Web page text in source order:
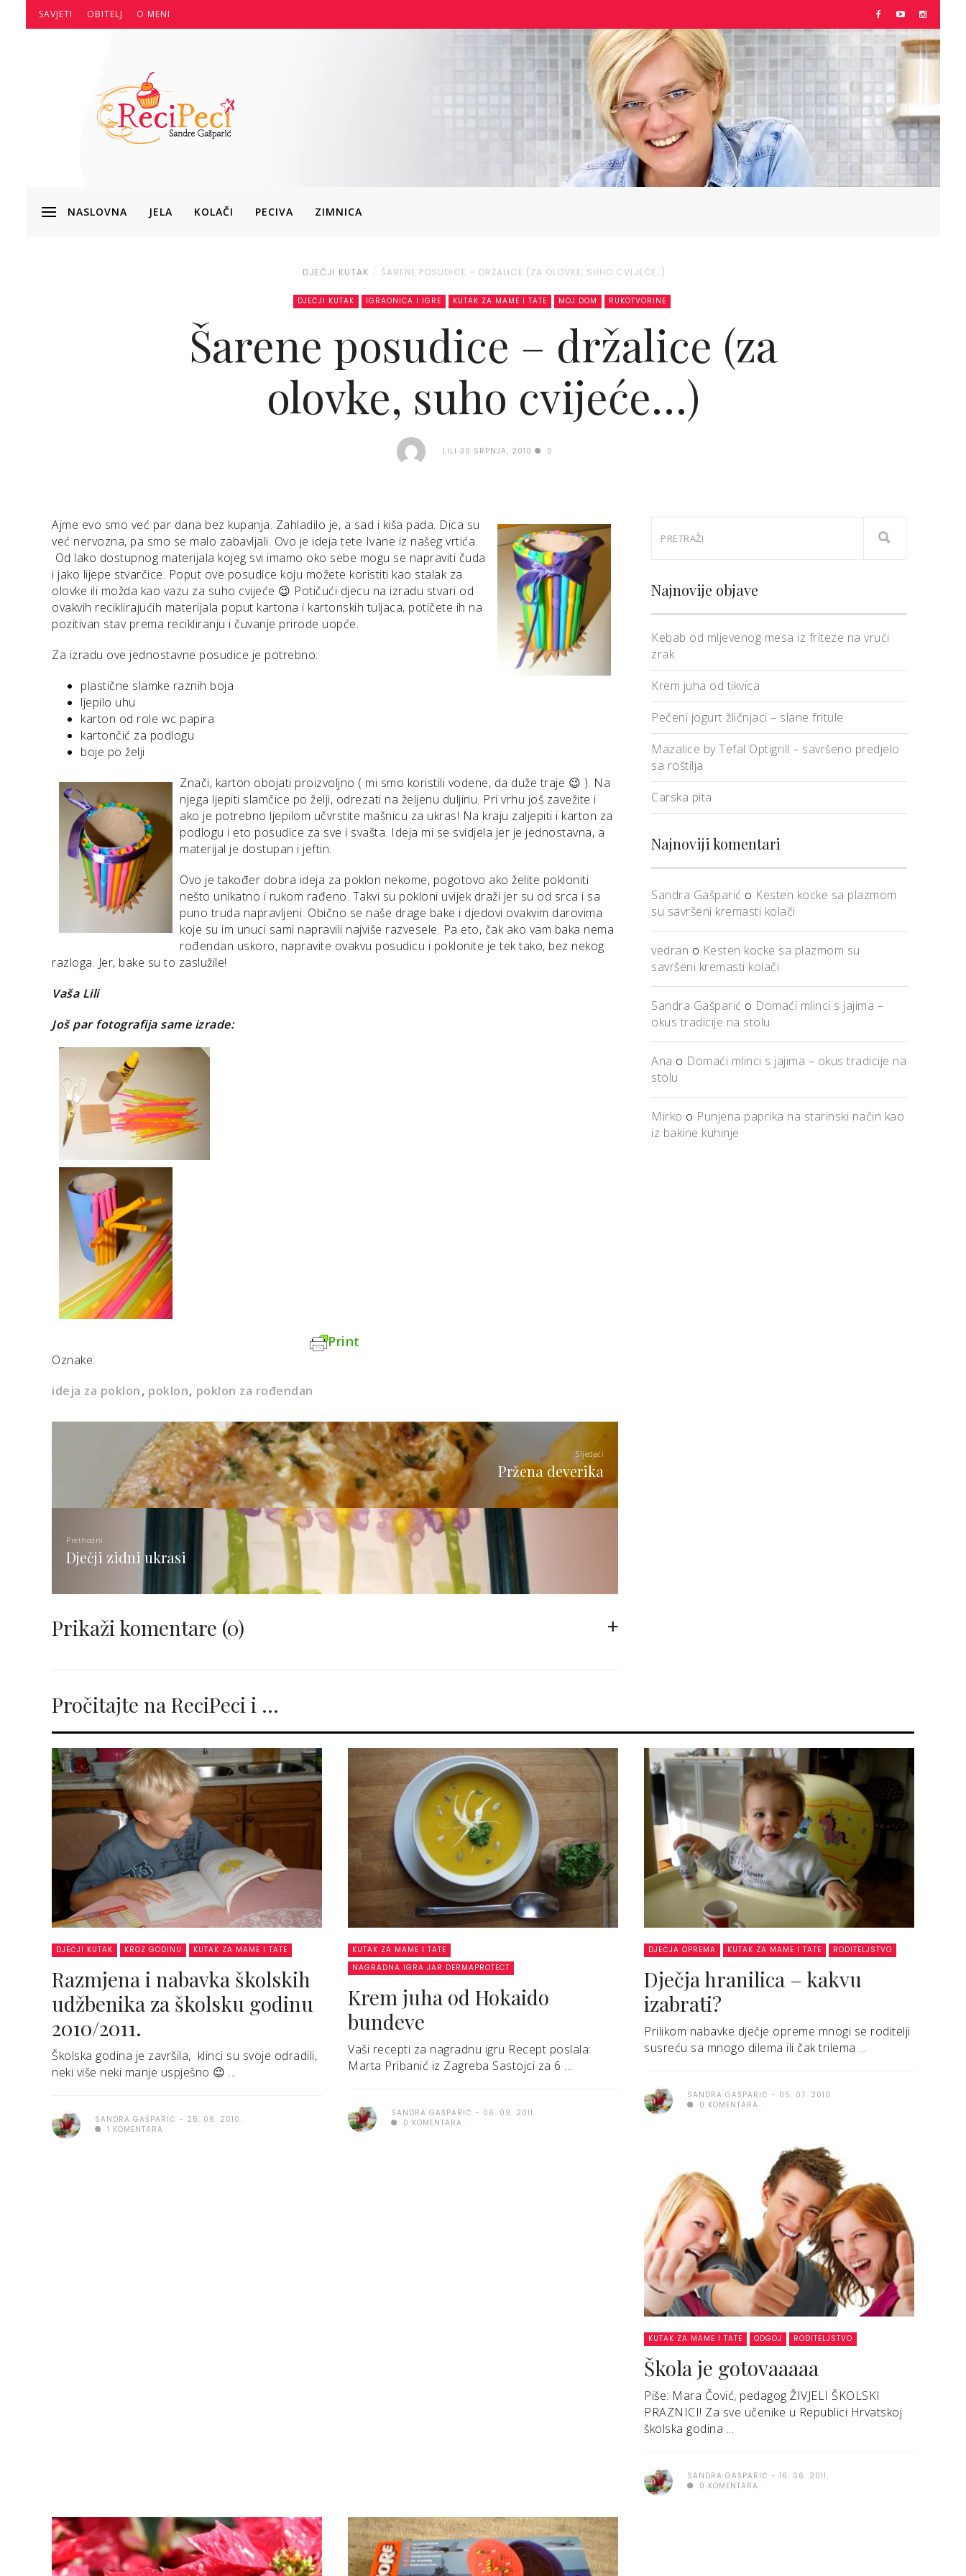
SAVJETI OBITELJ O MENI
NASLOVNA JELA KOLAČI PECIVA ZIMNICA
DJEČJI KUTAK ŠARENE POSUDICE – DRŽALICE (ZA OLOVKE, SUHO CVIJEĆE…)
DJEČJI KUTAK IGRAONICA I IGRE KUTAK ZA MAME I TATE MOJ DOM RUKOTVORINE
Šarene posudice – držalice (za
olovke, suho cvijeće…)
LILI 30 SRPNJA, 2010 0
Ajme evo smo već par dana bez kupanja. Zahladilo je, a sad i kiša pada. Dica su
već nervozna, pa smo se malo zabavljali. Ovo je ideja tete Ivane iz našeg vrtića.
Od lako dostupnog materijala kojeg svi imamo oko sebe mogu se napraviti čuda
i jako lijepe stvarčice. Poput ove posudice koju možete koristiti kao stalak za
olovke ili možda kao vazu za suho cvijeće 😉 Potičući djecu na izradu stvari od
ovakvih reciklirajućih materijala poput kartona i kartonskih tuljaca, potičete ih na
pozitivan stav prema recikliranju i čuvanje prirode uopće.
Za izradu ove jednostavne posudice je potrebno:
plastične slamke raznih boja
ljepilo uhu
karton od role wc papira
kartončić za podlogu
boje po želji
Znači, karton obojati proizvoljno ( mi smo koristili vodene, da duže traje 😉 ). Na
njega ljepiti slamčice po želji, odrezati na željenu duljinu. Pri vrhu još zavežite i
ako je potrebno ljepilom učvrstite mašnicu za ukras! Na kraju zaljepiti i karton za
podlogu i eto posudice za sve i svašta. Ideja mi se svidjela jer je jednostavna, a
materijal je dostupan i jeftin.
Ovo je također dobra ideja za poklon nekome, pogotovo ako želite pokloniti
nešto unikatno i rukom rađeno. Takvi su pokloni uvijek draži jer su od srca i sa
puno truda napravljeni. Obično se naše drage bake i djedovi ovakvim darovima
koje su im unuci sami napravili najviše razvesele. Pa eto, čak ako vam baka nema
rođendan uskoro, napravite ovakvu posudicu i poklonite je tek tako, bez nekog
razloga. Jer, bake su to zaslužile!
Vaša Lili
Još par fotografija same izrade:
Print
Oznake:
ideja za poklon poklon poklon za rođendan
Sljedeći
Pržena deverika
Prethodni
Dječji zidni ukrasi
Prikaži komentare (0)
Najnovije objave
Kebab od mljevenog mesa iz friteze na vrući
zrak
Krem juha od tikvica
Pečeni jogurt žličnjaci – slane fritule
Mazalice by Tefal Optigrill – savršeno predjelo
sa roštilja
Carska pita
Najnoviji komentari
Sandra Gašparić o Kesten kocke sa plazmom
su savršeni kremasti kolači
vedran o Kesten kocke sa plazmom su
savršeni kremasti kolači
Sandra Gašparić o Domaći mlinci s jajima –
okus tradicije na stolu
Ana o Domaći mlinci s jajima – okus tradicije na
stolu
Mirko o Punjena paprika na starinski način kao
iz bakine kuhinje
Pročitajte na ReciPeci i …
DJEČJI KUTAK KROZ GODINU KUTAK ZA MAME I TATE
Razmjena i nabavka školskih
udžbenika za školsku godinu
2010/2011.
Školska godina je završila, klinci su svoje odradili,
neki više neki manje uspješno 😉 ...
SANDRA GAŠPARIĆ
25. 06. 2010.
1 KOMENTARA
KUTAK ZA MAME I TATE
NAGRADNA IGRA JAR DERMAPROTECT
Krem juha od Hokaido
bundeve
Vaši recepti za nagradnu igru Recept poslala:
Marta Pribanić iz Zagreba Sastojci za 6 ...
SANDRA GAŠPARIĆ
06. 09. 2011.
0 KOMENTARA
DJEČJA OPREMA KUTAK ZA MAME I TATE RODITELJSTVO
Dječja hranilica – kakvu
izabrati?
Prilikom nabavke dječje opreme mnogi se roditelji
susreću sa mnogo dilema ili čak trilema ...
SANDRA GAŠPARIĆ
05. 07. 2010.
0 KOMENTARA
KUTAK ZA MAME I TATE ODGOJ RODITELJSTVO
Škola je gotovaaaaa
Piše: Mara Čović, pedagog ŽIVJELI ŠKOLSKI
PRAZNICI! Za sve učenike u Republici Hrvatskoj
školska godina ...
SANDRA GAŠPARIĆ
16. 06. 2011.
0 KOMENTARA